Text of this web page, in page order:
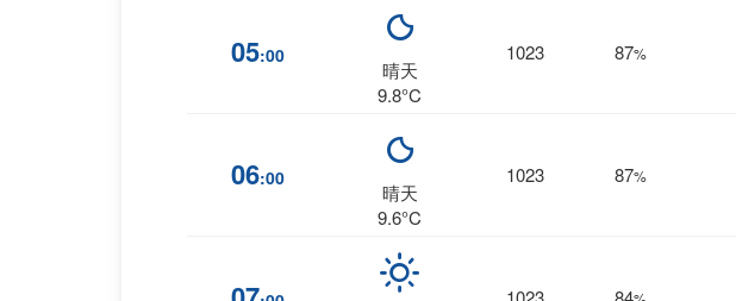
05:00
晴天
9.8°C
1023 87%
06:00
晴天
9.6°C
1023 87%